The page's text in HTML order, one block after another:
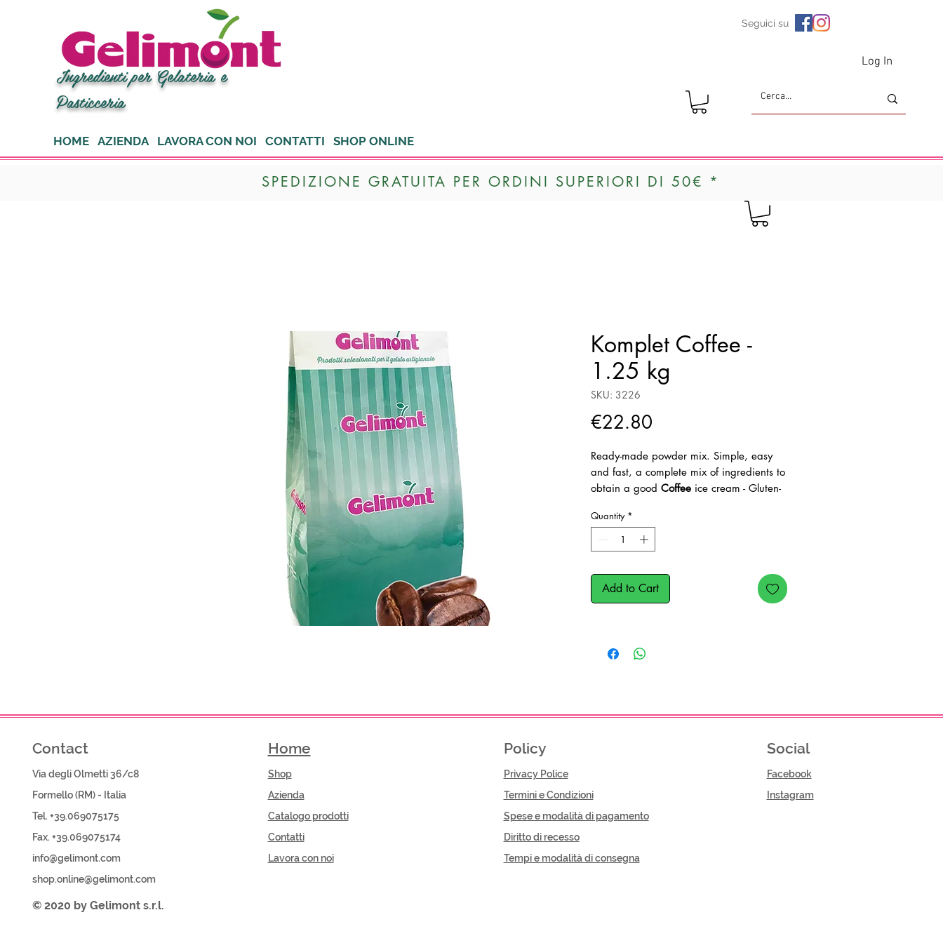
Ingredienti per Gelateria e
Pasticceria
Seguici su
Log In
HOME AZIENDA LAVORA CON NOI CONTATTI SHOP ONLINE
SPEDIZIONE GRATUITA PER ORDINI SUPERIORI DI 50€ *
Komplet Coffee -
1.25 kg
SKU: 3226
€22.80
Ready-made powder mix. Simple, easy
and fast, a complete mix of ingredients to
obtain a good Coffee ice cream - Gluten-
Dosage: 1.250kg in 2.6-2.8 liters of hot
Quantity *
Add to Cart
Contact
Via degli Olmetti 36/c8
Formello (RM) - Italia
Tel. +39.069075175
Fax. +39.069075174
info@gelimont.com
shop.online@gelimont.com
© 2020 by Gelimont s.r.l.
Home
Shop​
Azienda
Catalogo prodotti
Contatti
Lavora con noi
Policy
Privacy Police
Termini e Condizioni
Spese e modalità di pagamento
Diritto di recesso
Tempi e modalità di consegna
Social
Facebook
Instagram